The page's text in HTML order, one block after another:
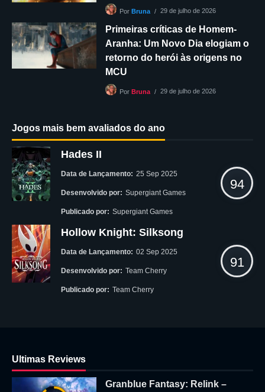
PorBruna 29 de julho de 2026
Primeiras críticas de Homem-
Aranha: Um Novo Dia elogiam o
retorno do herói às origens no
MCU
PorBruna 29 de julho de 2026
Jogos mais bem avaliados do ano
Hades II
Data de Lançamento: 25 Sep 2025
Desenvolvido por: Supergiant Games
Publicado por: Supergiant Games
94
Hollow Knight: Silksong
Data de Lançamento: 02 Sep 2025
Desenvolvido por: Team Cherry
Publicado por: Team Cherry
91
Ultimas Reviews
Granblue Fantasy: Relink –